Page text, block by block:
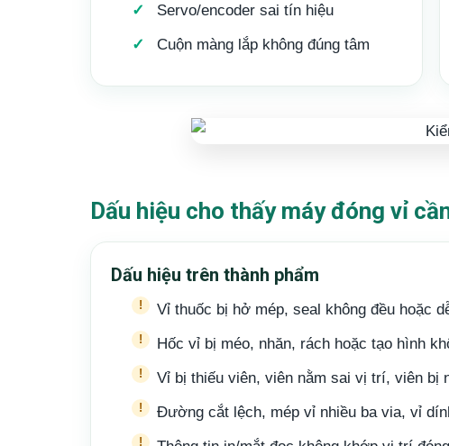
Servo/encoder sai tín hiệu
Cuộn màng lắp không đúng tâm
Dấu hiệu cho thấy máy đóng vỉ
Dấu hiệu trên thành phẩm
Vỉ thuốc bị hở mép, seal không đều hoặc
Hốc vỉ bị méo, nhăn, rách hoặc tạo hình
Vỉ bị thiếu viên, viên nằm sai vị trí, viên bị
Đường cắt lệch, mép vỉ nhiều ba via, vỉ